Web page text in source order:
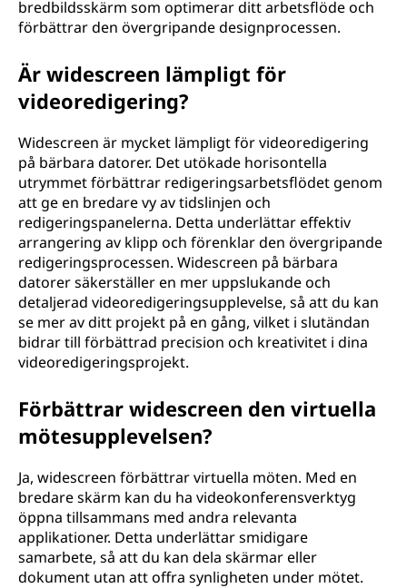
bredbildsskärm som optimerar ditt arbetsflöde och
förbättrar den övergripande designprocessen.
Är widescreen lämpligt för
videoredigering?
Widescreen är mycket lämpligt för videoredigering
på bärbara datorer. Det utökade horisontella
utrymmet förbättrar redigeringsarbetsflödet genom
att ge en bredare vy av tidslinjen och
redigeringspanelerna. Detta underlättar effektiv
arrangering av klipp och förenklar den övergripande
redigeringsprocessen. Widescreen på bärbara
datorer säkerställer en mer uppslukande och
detaljerad videoredigeringsupplevelse, så att du kan
se mer av ditt projekt på en gång, vilket i slutändan
bidrar till förbättrad precision och kreativitet i dina
videoredigeringsprojekt.
Förbättrar widescreen den virtuella
mötesupplevelsen?
Ja, widescreen förbättrar virtuella möten. Med en
bredare skärm kan du ha videokonferensverktyg
öppna tillsammans med andra relevanta
applikationer. Detta underlättar smidigare
samarbete, så att du kan dela skärmar eller
dokument utan att offra synligheten under mötet.